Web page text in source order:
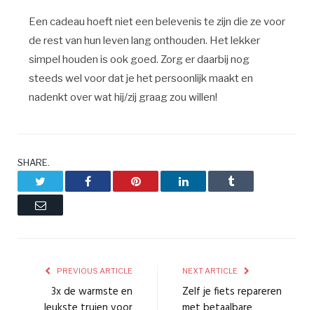
Een cadeau hoeft niet een belevenis te zijn die ze voor
de rest van hun leven lang onthouden. Het lekker
simpel houden is ook goed. Zorg er daarbij nog
steeds wel voor dat je het persoonlijk maakt en
nadenkt over wat hij/zij graag zou willen!
SHARE.
Facebook Pinterest LinkedIn Tumblr
Email
PREVIOUS ARTICLE
3x de warmste en
NEXT ARTICLE
Zelf je fiets repareren